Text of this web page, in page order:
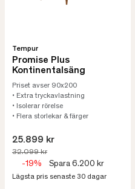
Tempur
Promise Plus
Kontinentalsäng
Priset avser 90x200
• Extra tryckavlastning
• Isolerar rörelse
• Flera storlekar & färger
25.899 kr
32.099 kr
-19% Spara 6.200 kr
Lägsta pris senaste 30 dagar